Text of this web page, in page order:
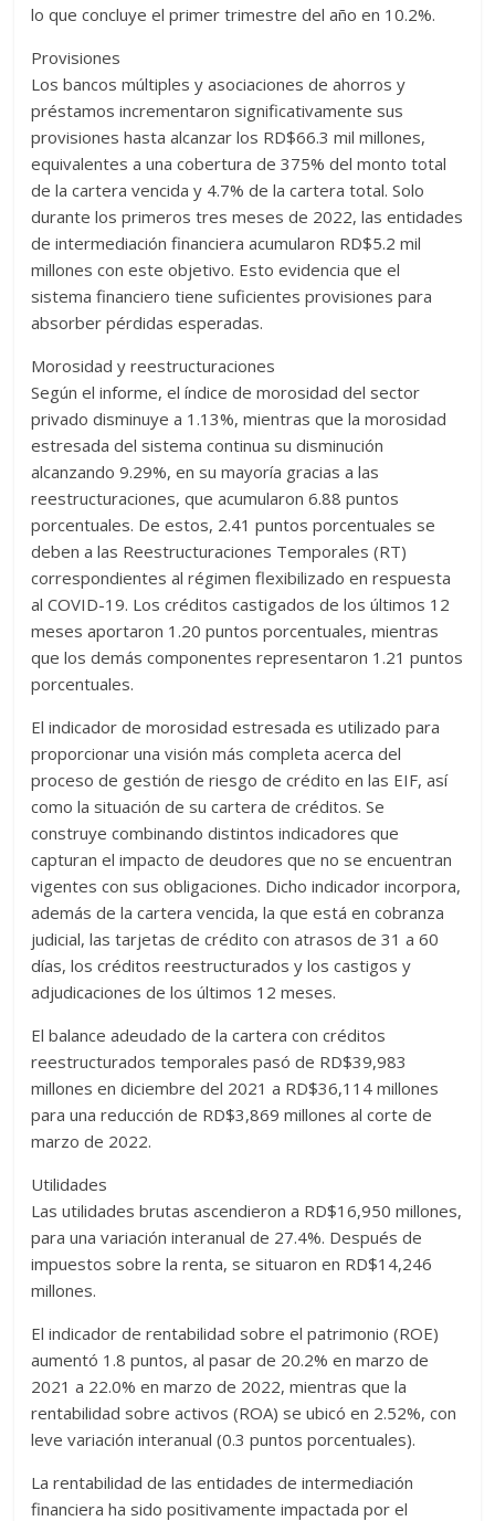
lo que concluye el primer trimestre del año en 10.2%.
Provisiones
Los bancos múltiples y asociaciones de ahorros y
préstamos incrementaron significativamente sus
provisiones hasta alcanzar los RD$66.3 mil millones,
equivalentes a una cobertura de 375% del monto total
de la cartera vencida y 4.7% de la cartera total. Solo
durante los primeros tres meses de 2022, las entidades
de intermediación financiera acumularon RD$5.2 mil
millones con este objetivo. Esto evidencia que el
sistema financiero tiene suficientes provisiones para
absorber pérdidas esperadas.
Morosidad y reestructuraciones
Según el informe, el índice de morosidad del sector
privado disminuye a 1.13%, mientras que la morosidad
estresada del sistema continua su disminución
alcanzando 9.29%, en su mayoría gracias a las
reestructuraciones, que acumularon 6.88 puntos
porcentuales. De estos, 2.41 puntos porcentuales se
deben a las Reestructuraciones Temporales (RT)
correspondientes al régimen flexibilizado en respuesta
al COVID-19. Los créditos castigados de los últimos 12
meses aportaron 1.20 puntos porcentuales, mientras
que los demás componentes representaron 1.21 puntos
porcentuales.
El indicador de morosidad estresada es utilizado para
proporcionar una visión más completa acerca del
proceso de gestión de riesgo de crédito en las EIF, así
como la situación de su cartera de créditos. Se
construye combinando distintos indicadores que
capturan el impacto de deudores que no se encuentran
vigentes con sus obligaciones. Dicho indicador incorpora,
además de la cartera vencida, la que está en cobranza
judicial, las tarjetas de crédito con atrasos de 31 a 60
días, los créditos reestructurados y los castigos y
adjudicaciones de los últimos 12 meses.
El balance adeudado de la cartera con créditos
reestructurados temporales pasó de RD$39,983
millones en diciembre del 2021 a RD$36,114 millones
para una reducción de RD$3,869 millones al corte de
marzo de 2022.
Utilidades
Las utilidades brutas ascendieron a RD$16,950 millones,
para una variación interanual de 27.4%. Después de
impuestos sobre la renta, se situaron en RD$14,246
millones.
El indicador de rentabilidad sobre el patrimonio (ROE)
aumentó 1.8 puntos, al pasar de 20.2% en marzo de
2021 a 22.0% en marzo de 2022, mientras que la
rentabilidad sobre activos (ROA) se ubicó en 2.52%, con
leve variación interanual (0.3 puntos porcentuales).
La rentabilidad de las entidades de intermediación
financiera ha sido positivamente impactada por el